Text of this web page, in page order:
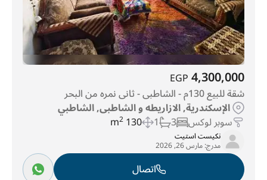
4,300,000
EGP
شقة للبيع 130م - الشاطبى - ثانى نمره من البحر
الإسكندرية, الازاريطه و الشاطبى, الشاطبي
سوبر لوكس 3
1
130 m
2
نكيست استيت
مدرج:مارس 26, 2026
اتصال